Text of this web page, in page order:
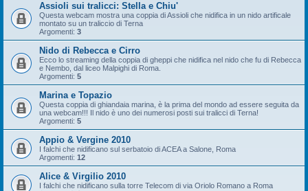
Assioli sui tralicci: Stella e Chiu'
Questa webcam mostra una coppia di Assioli che nidifica in un nido artificale
montato su un traliccio di Terna
Argomenti: 3
Nido di Rebecca e Cirro
Ecco lo streaming della coppia di gheppi che nidifica nel nido che fu di Rebecca
e Nembo, dal liceo Malpighi di Roma.
Argomenti: 5
Marina e Topazio
Questa coppia di ghiandaia marina, è la prima del mondo ad essere seguita da
una webcam!!! Il nido è uno dei numerosi posti sui tralicci di Terna!
Argomenti: 5
Appio & Vergine 2010
I falchi che nidificano sul serbatoio di ACEA a Salone, Roma
Argomenti: 12
Alice & Virgilio 2010
I falchi che nidificano sulla torre Telecom di via Oriolo Romano a Roma